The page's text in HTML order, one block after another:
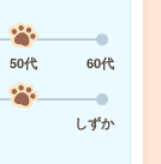
50代
60代
しずか